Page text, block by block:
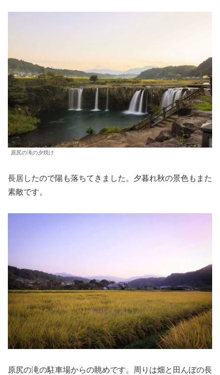
原尻の滝の夕焼け
長居したので陽も落ちてきました。夕暮れ秋の景色もまた
素敵です。
原尻の滝の駐車場からの眺めです。周りは畑と田んぼの長